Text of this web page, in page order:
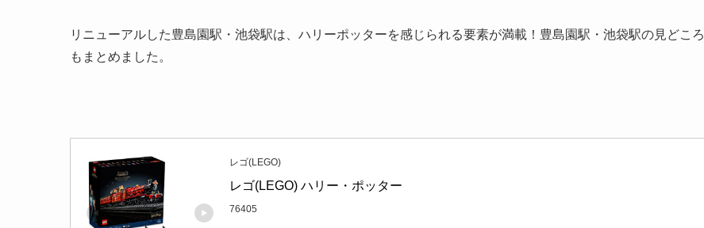
リニューアルした豊島園駅・池袋駅は、ハリーポッターを感じられる要素が満載！豊島園駅・池袋駅の見どころ
もまとめました。
レゴ(LEGO)
レゴ(LEGO) ハリー・ポッター
76405